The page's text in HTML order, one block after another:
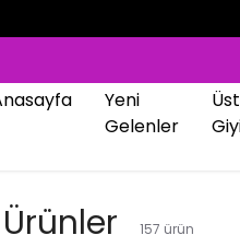
Yeni
Gelenler
Üst
157 ürün